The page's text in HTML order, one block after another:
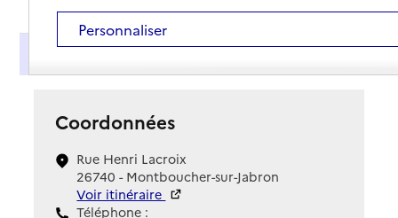
Présentation
Coordonnées
Rue Henri Lacroix
26740 - Montboucher-sur-Jabron
Voir itinéraire
Téléphone :
Personnaliser